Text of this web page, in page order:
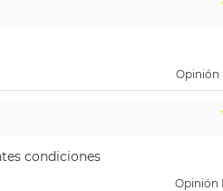
Opinión
condiciones
Opinión